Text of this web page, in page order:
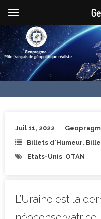
Juil 11, 2022
Billets d'Humeur
Etats-Unis OTAN
L’Uraine est la